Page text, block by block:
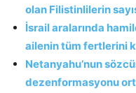
olan Filistinlilerin
İsrail aralarında
ailenin tüm fertlerini
Netanyahu’nun
dezenformasyonu